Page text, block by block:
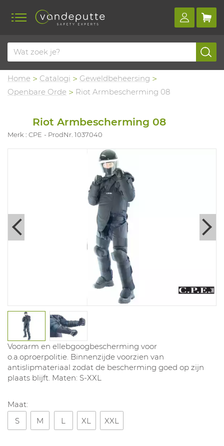
Home Catalogi
Geweldbeheersing
Openbare Orde
Riot Armbescherming 08
Riot Armbescherming 08
Merk : CPE ProdNr. 1037040
Voorarm en ellebgoogbescherming voor
o.a.oproerpolitie. Binnenzijde voorzien van
antislipmateriaal zodat de bescherming goed op zijn
plaats blijft. Maten: S-XXL
Maat:
S
M L XL XXL